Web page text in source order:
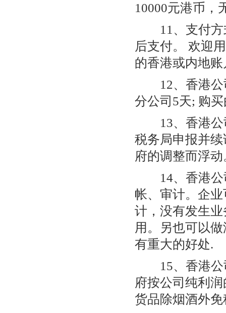
10000元港币，
11、支付方
后支付。 欢迎
的香港或内地账
12、香港公
分公司5天; 购
13、香港公
税务局申报并
府的调整而浮动
14、香港公
帐、审计。企
计，没有发生
用。另也可以
有重大的好处.
15、香港公
府按公司纯利
货品除烟酒外